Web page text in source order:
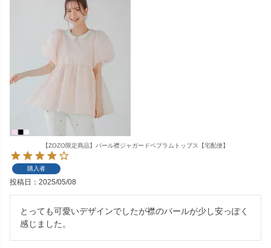
【ZOZO限定商品】パール襟ジャガードペプラムトップス【宅配便】
購入者
投稿日 2025/05/08
とっても可愛いデザインでしたが襟のパールが少し安っぽく
感じました。